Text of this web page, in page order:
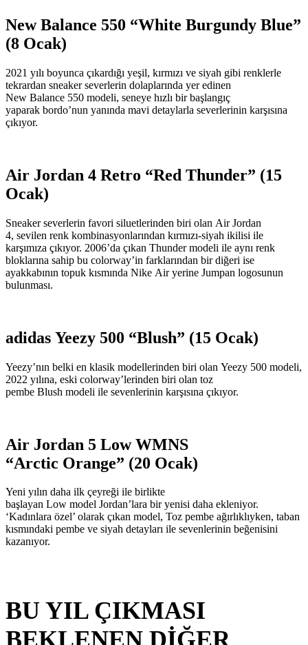
New Balance 550 “White Burgundy Blue”
(8 Ocak)
2021 yılı boyunca çıkardığı yeşil, kırmızı ve siyah gibi renklerle
tekrardan sneaker severlerin dolaplarında yer edinen
New Balance 550 modeli, seneye hızlı bir başlangıç
yaparak bordo’nun yanında mavi detaylarla severlerinin karşısına
çıkıyor.
Air Jordan 4 Retro “Red Thunder” (15
Ocak)
Sneaker severlerin favori siluetlerinden biri olan Air Jordan
4, sevilen renk kombinasyonlarından kırmızı-siyah ikilisi ile
karşımıza çıkıyor. 2006’da çıkan Thunder modeli ile aynı renk
bloklarına sahip bu colorway’in farklarından bir diğeri ise
ayakkabının topuk kısmında Nike Air yerine Jumpan logosunun
bulunması.
adidas Yeezy 500 “Blush” (15 Ocak)
Yeezy’nın belki en klasik modellerinden biri olan Yeezy 500 modeli,
2022 yılına, eski colorway’lerinden biri olan toz
pembe Blush modeli ile sevenlerinin karşısına çıkıyor.
Air Jordan 5 Low WMNS
“Arctic Orange” (20 Ocak)
Yeni yılın daha ilk çeyreği ile birlikte
başlayan Low model Jordan’lara bir yenisi daha ekleniyor.
‘Kadınlara özel’ olarak çıkan model, Toz pembe ağırlıklıyken, taban
kısmındaki pembe ve siyah detayları ile sevenlerinin beğenisini
kazanıyor.
BU YIL ÇIKMASI